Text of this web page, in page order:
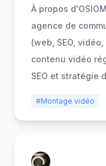
À propos
agence de
(web, SEO,
contenu vidéo
SEO et stratégie
#Montage vidéo